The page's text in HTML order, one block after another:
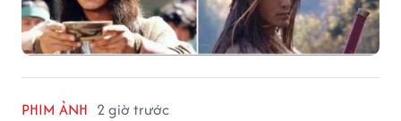
PHIM ẢNH 2 giờ trước